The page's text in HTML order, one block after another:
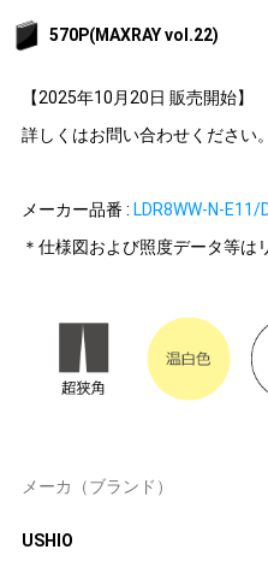
570P(MAXRAY vol.22)
【2025年10月20日 販売開始】
詳しくはお問い合わせください。
メーカー品番 : LDR8WW-N-
＊仕様図および照度データ等は
メーカ（ブランド）
USHIO